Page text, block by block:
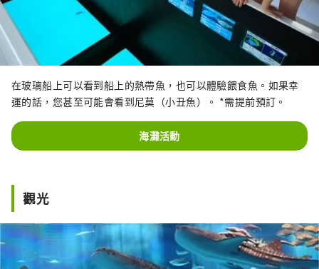
在玻璃船上可以看到船上的熱帶魚，也可以體驗餵食魚。如果幸
運的話，您甚至可能會看到尼莫（小丑魚）。 *需提前預訂。
海灘活動
觀光